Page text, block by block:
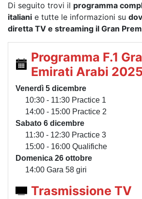
Di seguito trovi il programma
italiani e tutte le informazioni su
diretta TV e streaming il Gran
Programma F.1
Emirati Arabi 2025
Venerdì 5 dicembre
10:30 - 11:30 Practice 1
14:00 - 15:00 Practice 2
Sabato 6 dicembre
11:30 - 12:30 Practice 3
15:00 - 16:00 Qualifiche
Domenica 26 ottobre
14:00 Gara 58 giri
Trasmissione TV